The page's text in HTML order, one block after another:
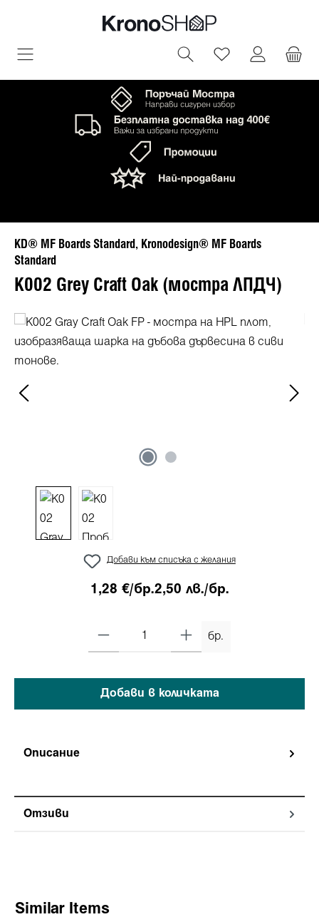
съдържание
Имате 0
KD® MF Boards Standard, Kronodesign® MF Boards
Standard
K002 Grey Craft Oak (мостра ЛПДЧ)
Пропуснете галерия с изображения
Добави към списъка с желания
1,28 €/бр.2,50 лв./бр.
бр.
Добави в количката
Описание
Отзиви
Пропуснете продуктовата галерия
Similar Items